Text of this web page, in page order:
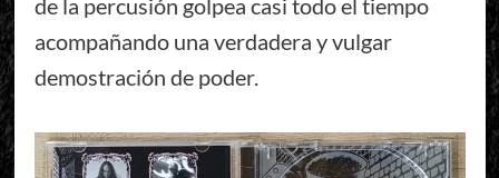
de la percusión golpea casi todo el tiempo
acompañando una verdadera y vulgar
demostración de poder.